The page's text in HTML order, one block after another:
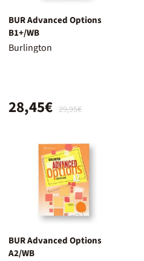
BUR Advanced Options
B1+/WB
Burlington
29,95€
28,45€
BUR Advanced Options
A2/WB